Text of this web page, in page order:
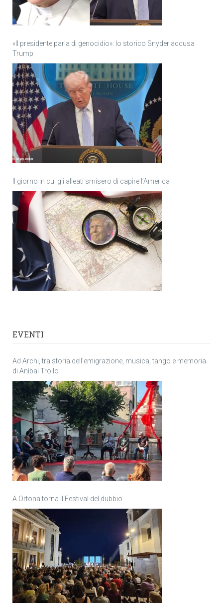
«Il presidente parla di genocidio»: lo storico Snyder accusa
Trump
Il giorno in cui gli alleati smisero di capire l’America
EVENTI
Ad Archi, tra storia dell’emigrazione, musica, tango e memoria
di Anìbal Troilo
A Ortona torna il Festival del dubbio